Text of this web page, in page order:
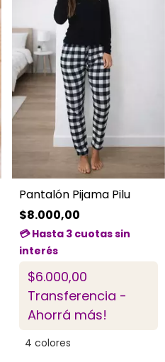
Pantalón Pijama Pilu
$8.000,00
$6.000,00
Transferencia -
Ahorrá más!
4 colores